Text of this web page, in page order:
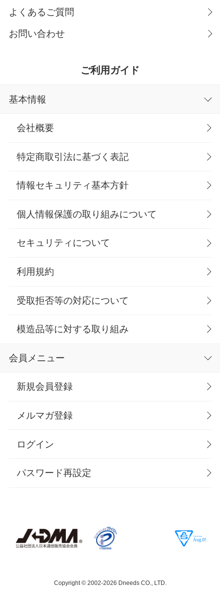
よくあるご質問
お問い合わせ
ご利用ガイド
基本情報
会社概要
特定商取引法に基づく表記
情報セキュリティ基本方針
個人情報保護の取り組みについて
セキュリティについて
利用規約
受取拒否等の対応について
模造品等に対する取り組み
会員メニュー
新規会員登録
メルマガ登録
ログイン
パスワード再設定
Copyright © 2002-2026 Dneeds CO., LTD.